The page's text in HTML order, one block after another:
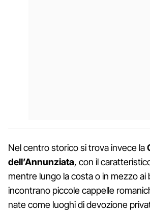
Nel centro storico si trova invece la
dell’Annunziata, con il
mentre lungo la costa o in mezzo ai
incontrano piccole cappelle
nate come luoghi di devozione